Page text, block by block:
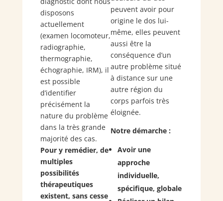
disposons
actuellement
(examen locomoteur,
radiographie,
thermographie,
échographie, IRM), il
est possible
d’identifier
précisément la
nature du problème
dans la très grande
majorité des cas.
Pour y remédier, de
multiples
possibilités
thérapeutiques
existent, sans cesse
peuvent avoir pour
origine le dos lui-
même, elles peuvent
aussi être la
conséquence d’un
autre problème situé
à distance sur une
autre région du
corps parfois très
éloignée.
Notre démarche :
Avoir une
approche
individuelle,
spécifique, globale